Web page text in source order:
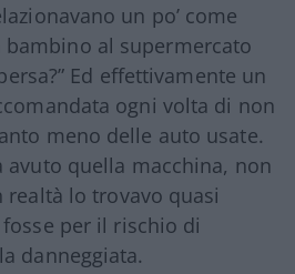
un po’ come
al supermercato
Ed effettivamente un
ogni volta di non
meno delle auto usate.
avuto quella macchina, non
realtà lo trovavo quasi
per il rischio di
danneggiata.